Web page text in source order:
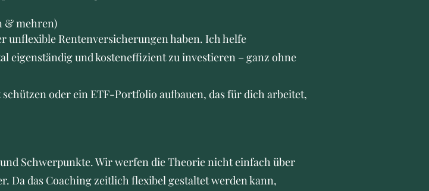
& mehren)
unflexible Rentenversicherungen haben. Ich helfe
eigenständig und kosteneffizient zu investieren – ganz ohne
oder ein ETF-Portfolio aufbauen, das für dich arbeitet,
Schwerpunkte. Wir werfen die Theorie nicht einfach über
Da das Coaching zeitlich flexibel gestaltet werden kann,